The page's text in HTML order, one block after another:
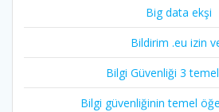
Big data ekşi
Bildirim .eu izin
Bilgi Güvenliği 3
Bilgi güvenliğinin temel